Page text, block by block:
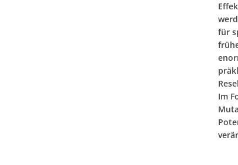
für
Im